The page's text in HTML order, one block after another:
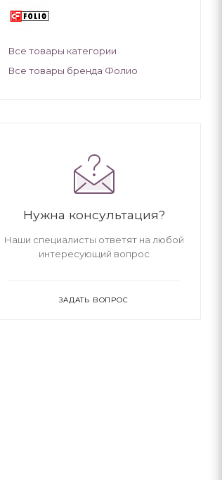
Все товары категории
Все товары бренда Фолио
Нужна консультация?
Наши специалисты ответят на любой
интересующий вопрос
ЗАДАТЬ ВОПРОС